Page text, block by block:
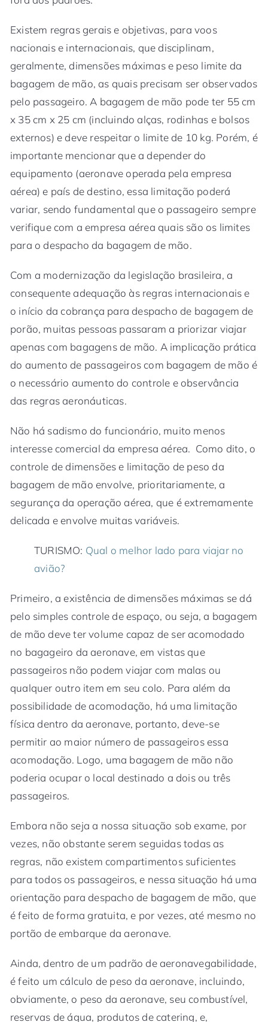
Existem regras gerais e objetivas, para voos
nacionais e internacionais, que disciplinam,
geralmente, dimensões máximas e peso limite da
bagagem de mão, as quais precisam ser observados
pelo passageiro. A bagagem de mão pode ter 55 cm
x 35 cm x 25 cm (incluindo alças, rodinhas e bolsos
externos) e deve respeitar o limite de 10 kg. Porém, é
importante mencionar que a depender do
equipamento (aeronave operada pela empresa
aérea) e país de destino, essa limitação poderá
variar, sendo fundamental que o passageiro sempre
verifique com a empresa aérea quais são os limites
para o despacho da bagagem de mão.
Com a modernização da legislação brasileira, a
consequente adequação às regras internacionais e
o início da cobrança para despacho de bagagem de
porão, muitas pessoas passaram a priorizar viajar
apenas com bagagens de mão. A implicação prática
do aumento de passageiros com bagagem de mão é
o necessário aumento do controle e observância
das regras aeronáuticas.
Não há sadismo do funcionário, muito menos
interesse comercial da empresa aérea. Como dito, o
controle de dimensões e limitação de peso da
bagagem de mão envolve, prioritariamente, a
segurança da operação aérea, que é extremamente
delicada e envolve muitas variáveis.
TURISMO: Qual o melhor lado para viajar no
avião?
Primeiro, a existência de dimensões máximas se dá
pelo simples controle de espaço, ou seja, a bagagem
de mão deve ter volume capaz de ser acomodado
no bagageiro da aeronave, em vistas que
passageiros não podem viajar com malas ou
qualquer outro item em seu colo. Para além da
possibilidade de acomodação, há uma limitação
física dentro da aeronave, portanto, deve-se
permitir ao maior número de passageiros essa
acomodação. Logo, uma bagagem de mão não
poderia ocupar o local destinado a dois ou três
passageiros.
Embora não seja a nossa situação sob exame, por
vezes, não obstante serem seguidas todas as
regras, não existem compartimentos suficientes
para todos os passageiros, e nessa situação há uma
orientação para despacho de bagagem de mão, que
é feito de forma gratuita, e por vezes, até mesmo no
portão de embarque da aeronave.
Ainda, dentro de um padrão de aeronavegabilidade,
é feito um cálculo de peso da aeronave, incluindo,
obviamente, o peso da aeronave, seu combustível,
reservas de água, produtos de catering, e,